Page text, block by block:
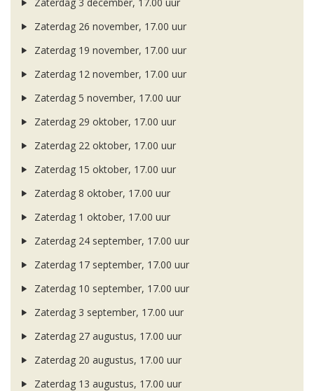
Zaterdag 3 december, 17.00 uur
Zaterdag 26 november, 17.00 uur
Zaterdag 19 november, 17.00 uur
Zaterdag 12 november, 17.00 uur
Zaterdag 5 november, 17.00 uur
Zaterdag 29 oktober, 17.00 uur
Zaterdag 22 oktober, 17.00 uur
Zaterdag 15 oktober, 17.00 uur
Zaterdag 8 oktober, 17.00 uur
Zaterdag 1 oktober, 17.00 uur
Zaterdag 24 september, 17.00 uur
Zaterdag 17 september, 17.00 uur
Zaterdag 10 september, 17.00 uur
Zaterdag 3 september, 17.00 uur
Zaterdag 27 augustus, 17.00 uur
Zaterdag 20 augustus, 17.00 uur
Zaterdag 13 augustus, 17.00 uur